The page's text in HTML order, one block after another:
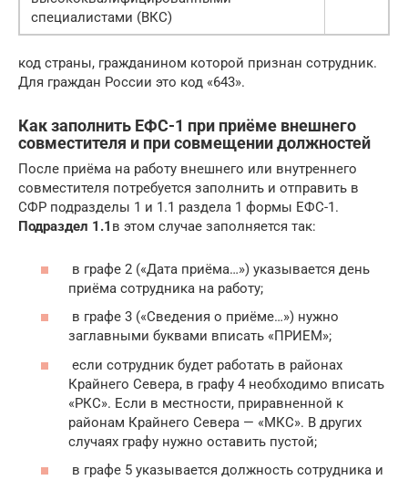
специалистами (ВКС)
код страны, гражданином которой признан сотрудник.
Для граждан России это код «643».
Как заполнить ЕФС-1 при приёме внешнего
совместителя и при совмещении должностей
После приёма на работу внешнего или внутреннего
совместителя потребуется заполнить и отправить в
СФР подразделы 1 и 1.1 раздела 1 формы ЕФС-1.
Подраздел 1.1 в этом случае заполняется так:
в графе 2 («Дата приёма…») указывается день
приёма сотрудника на работу;
в графе 3 («Сведения о приёме…») нужно
заглавными буквами вписать «ПРИЕМ»;
если сотрудник будет работать в районах
Крайнего Севера, в графу 4 необходимо вписать
«РКС». Если в местности, приравненной к
районам Крайнего Севера — «МКС». В других
случаях графу нужно оставить пустой;
в графе 5 указывается должность сотрудника и